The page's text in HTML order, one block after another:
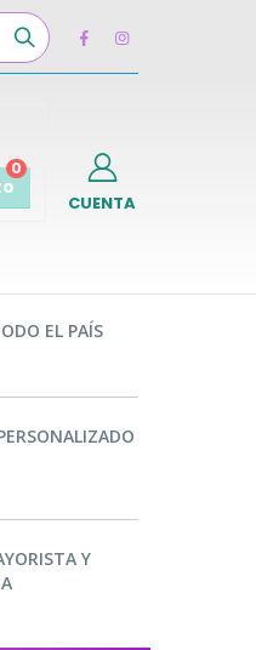
0
CUENTA
EL PAÍS
Y